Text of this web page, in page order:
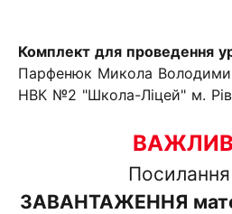
Комплект для проведення
Парфенюк Микола
НВК №2 "Школа-Ліцей" м.
ЗАВАНТАЖЕННЯ